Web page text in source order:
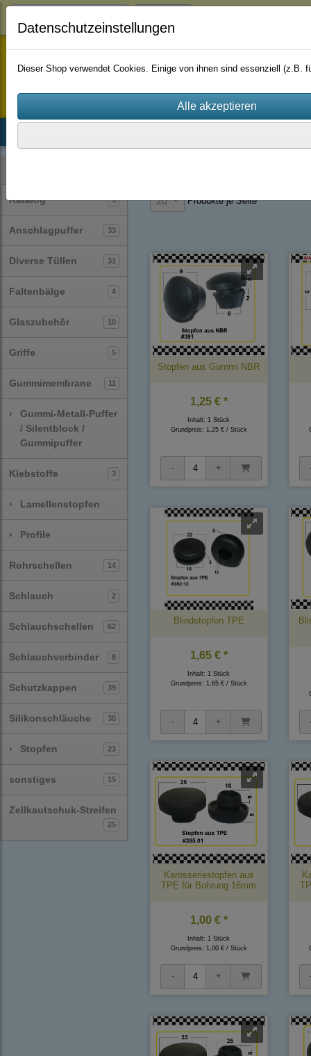
staufenbiel-berlin
Katalog 1
Anschlagpuffer 33
Diverse Tüllen 31
Faltenbälge 4
Glaszubehör 10
Griffe 5
Gummimembrane 11
›
Gummi-Metall-Puffer
/ Silentblock /
Gummipuffer
Klebstoffe 3
› Lamellenstopfen
› Profile
Rohrschellen 14
Schlauch 2
Schlauchschellen 62
Schlauchverbinder 8
Schutzkappen 39
Silikonschläuche 30
› Stopfen 23
sonstiges 15
Zellkautschuk-Streifen
25
20 Produkte je Seite
Stopfen aus Gummi NBR
1,25 € *
Inhalt: 1 Stück
Grundpreis: 1,25 € / Stück
Blindstopfen TPE
1,65 € *
Inhalt: 1 Stück
Grundpreis: 1,65 € / Stück
Karosseriestopfen aus
TPE für Bohrung 16mm
1,00 € *
Inhalt: 1 Stück
Grundpreis: 1,00 € / Stück
Datenschutzeinstellungen
Dieser Shop verwendet Cookies. Einige von ihnen sind essenziell (z.B.